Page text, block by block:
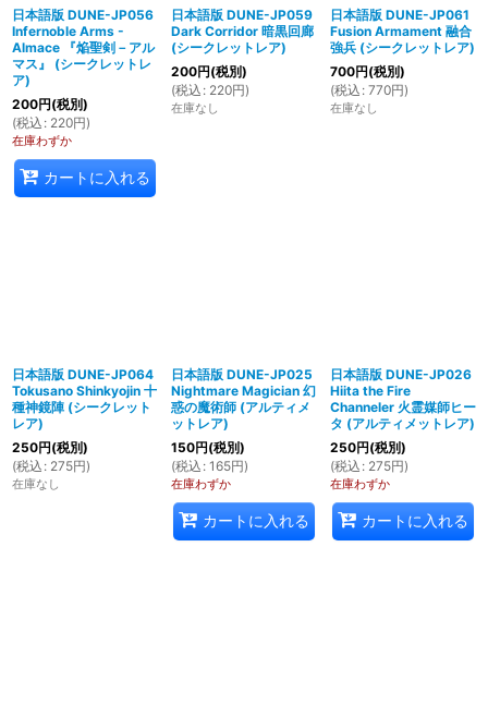
日本語版 DUNE-JP056
Infernoble Arms -
Almace 『焔聖剣－アル
マス』 (シークレットレ
ア)
200円(税別)
(税込 : 220円)
在庫わずか
カートに入れる
日本語版 DUNE-JP059
Dark Corridor 暗黒回廊
(シークレットレア)
200円(税別)
(税込 : 220円)
在庫なし
日本語版 DUNE-JP061
Fusion Armament 融合
強兵 (シークレットレア)
700円(税別)
(税込 : 770円)
在庫なし
日本語版 DUNE-JP064
Tokusano Shinkyojin 十
種神鏡陣 (シークレット
レア)
250円(税別)
(税込 : 275円)
在庫なし
日本語版 DUNE-JP025
Nightmare Magician 幻
惑の魔術師 (アルティメ
ットレア)
150円(税別)
(税込 : 165円)
在庫わずか
カートに入れる
日本語版 DUNE-JP026
Hiita the Fire
Channeler 火霊媒師ヒー
タ (アルティメットレア)
250円(税別)
(税込 : 275円)
在庫わずか
カートに入れる